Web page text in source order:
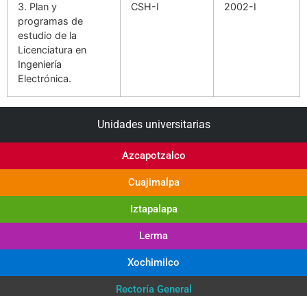
3. Plan y
programas de
estudio de la
Licenciatura en
Ingeniería
Electrónica.
CSH-I 2002-I
Unidades universitarias
Azcapotzalco
Cuajimalpa
Iztapalapa
Lerma
Xochimilco
Rectoría General